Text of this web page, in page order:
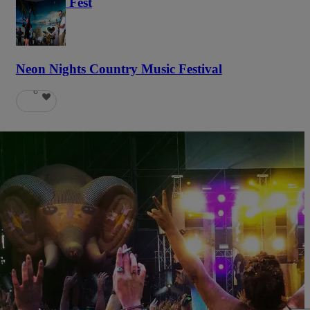
58
Neon Nights Country Music Festival
6